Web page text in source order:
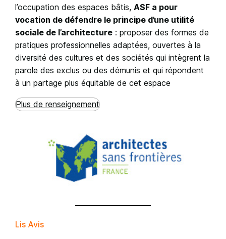
l’occupation des espaces bâtis, ASF a pour
vocation de défendre le principe d’une utilité
sociale de l’architecture : proposer des formes de
pratiques professionnelles adaptées, ouvertes à la
diversité des cultures et des sociétés qui intègrent la
parole des exclus ou des démunis et qui répondent
à un partage plus équitable de cet espace
Plus de renseignement
Lis Avis